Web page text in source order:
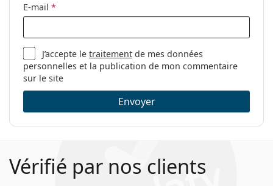
E-mail *
J’accepte letraitement de mes données
personnelles et la publication de mon commentaire
sur le site
Envoyer
Vérifié par nos clients